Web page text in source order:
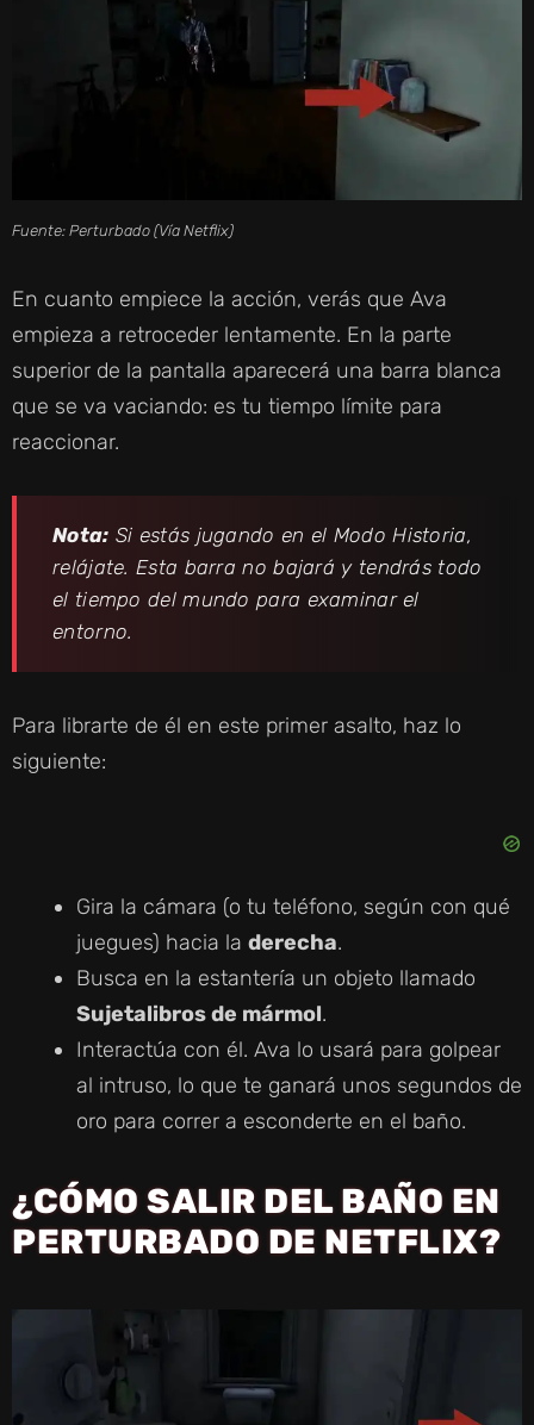
Fuente: Perturbado (Vía Netflix)
En cuanto empiece la acción, verás que Ava
empieza a retroceder lentamente. En la parte
superior de la pantalla aparecerá una barra blanca
que se va vaciando: es tu tiempo límite para
reaccionar.
Nota: Si estás jugando en el Modo Historia,
relájate. Esta barra no bajará y tendrás todo
el tiempo del mundo para examinar el
entorno.
Para librarte de él en este primer asalto, haz lo
siguiente:
Gira la cámara (o tu teléfono, según con qué
juegues) hacia la derecha.
Busca en la estantería un objeto llamado
Sujetalibros de mármol.
Interactúa con él. Ava lo usará para golpear
al intruso, lo que te ganará unos segundos de
oro para correr a esconderte en el baño.
¿CÓMO SALIR DEL BAÑO EN
PERTURBADO DE NETFLIX?